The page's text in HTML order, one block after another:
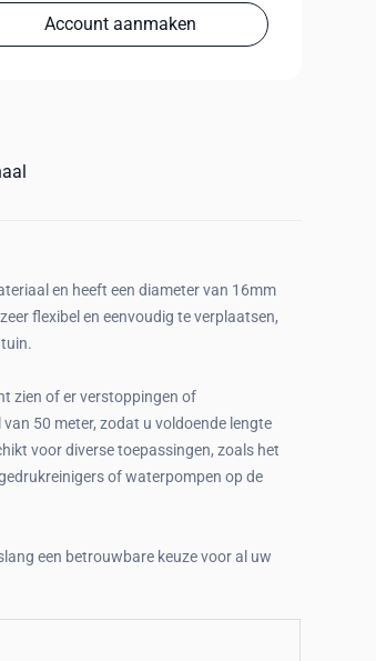
Account aanmaken
en heeft een diameter van 16mm
flexibel en eenvoudig te verplaatsen,
zien of er verstoppingen of
50 meter, zodat u voldoende lengte
voor diverse toepassingen, zoals het
of waterpompen op de
een betrouwbare keuze voor al uw